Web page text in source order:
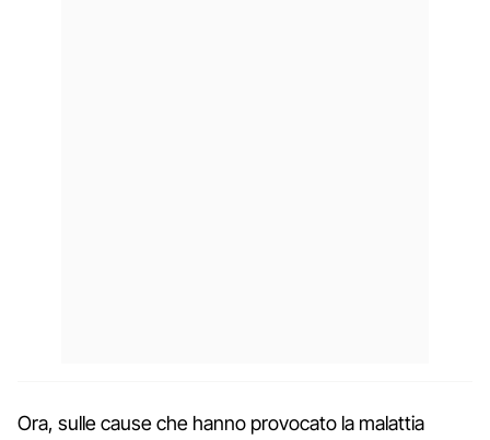
Ora, sulle cause che hanno provocato la malattia